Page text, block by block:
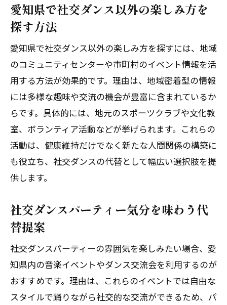
愛知県で社交ダンス以外の楽しみ方を
探す方法
愛知県で社交ダンス以外の楽しみ方を探すには、地域
のコミュニティセンターや市町村のイベント情報を活
用する方法が効果的です。理由は、地域密着型の情報
には多様な趣味や交流の機会が豊富に含まれているか
らです。具体的には、地元のスポーツクラブや文化教
室、ボランティア活動などが挙げられます。これらの
活動は、健康維持だけでなく新たな人間関係の構築に
も役立ち、社交ダンスの代替として幅広い選択肢を提
供します。
社交ダンスパーティー気分を味わう代
替提案
社交ダンスパーティーの雰囲気を楽しみたい場合、愛
知県内の音楽イベントやダンス交流会を利用するのが
おすすめです。理由は、これらのイベントでは自由な
スタイルで踊りながら社交的な交流ができるため、パ